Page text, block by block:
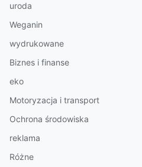
uroda
Weganin
wydrukowane
Biznes i finanse
eko
Motoryzacja i transport
Ochrona środowiska
reklama
Różne